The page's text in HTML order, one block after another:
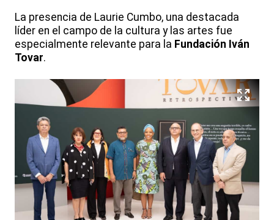
La presencia de Laurie Cumbo, una destacada
líder en el campo de la cultura y las artes fue
especialmente relevante para la Fundación Iván
Tovar.